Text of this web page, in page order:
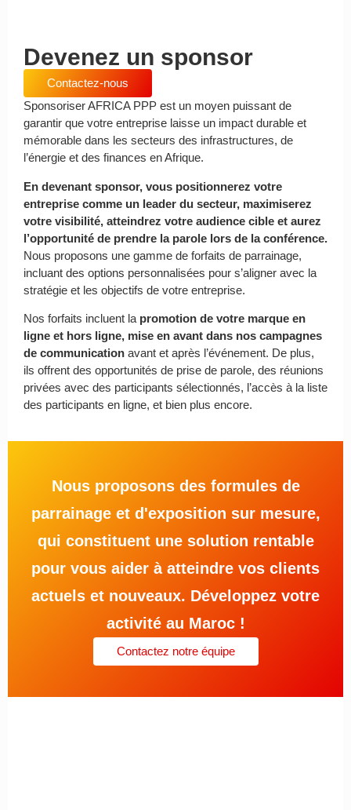
Devenez un sponsor
Contactez-nous
Sponsoriser AFRICA PPP est un moyen puissant de
garantir que votre entreprise laisse un impact durable et
mémorable dans les secteurs des infrastructures, de
l’énergie et des finances en Afrique.
En devenant sponsor, vous positionnerez votre
entreprise comme un leader du secteur, maximiserez
votre visibilité, atteindrez votre audience cible et aurez
l’opportunité de prendre la parole lors de la conférence.
Nous proposons une gamme de forfaits de parrainage,
incluant des options personnalisées pour s’aligner avec la
stratégie et les objectifs de votre entreprise.
Nos forfaits incluent la promotion de votre marque en
ligne et hors ligne, mise en avant dans nos campagnes
de communication avant et après l’événement. De plus,
ils offrent des opportunités de prise de parole, des réunions
privées avec des participants sélectionnés, l’accès à la liste
des participants en ligne, et bien plus encore.
Nous proposons des formules de
parrainage et d'exposition sur mesure,
qui constituent une solution rentable
pour vous aider à atteindre vos clients
actuels et nouveaux. Développez votre
activité au Maroc !
Contactez notre équipe